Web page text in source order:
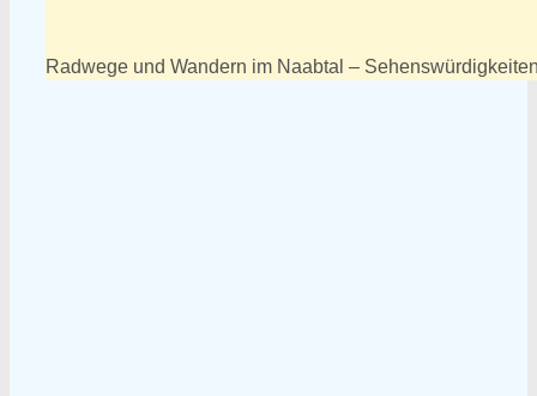
Radwege und Wandern im Naabtal –